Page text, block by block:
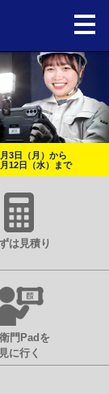
3日（月）から
12日（水）まで
は見積り
門Padを
見に行く